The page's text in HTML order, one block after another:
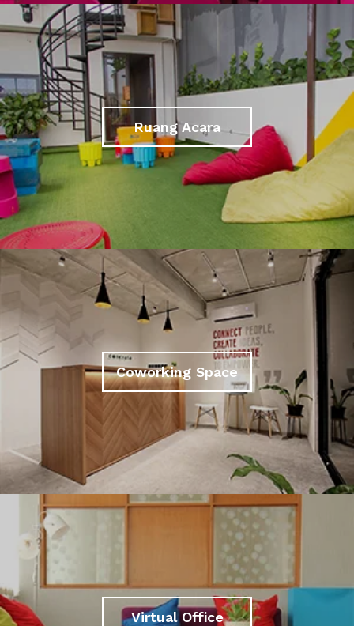
Ruang Acara
Coworking Space
Virtual Office